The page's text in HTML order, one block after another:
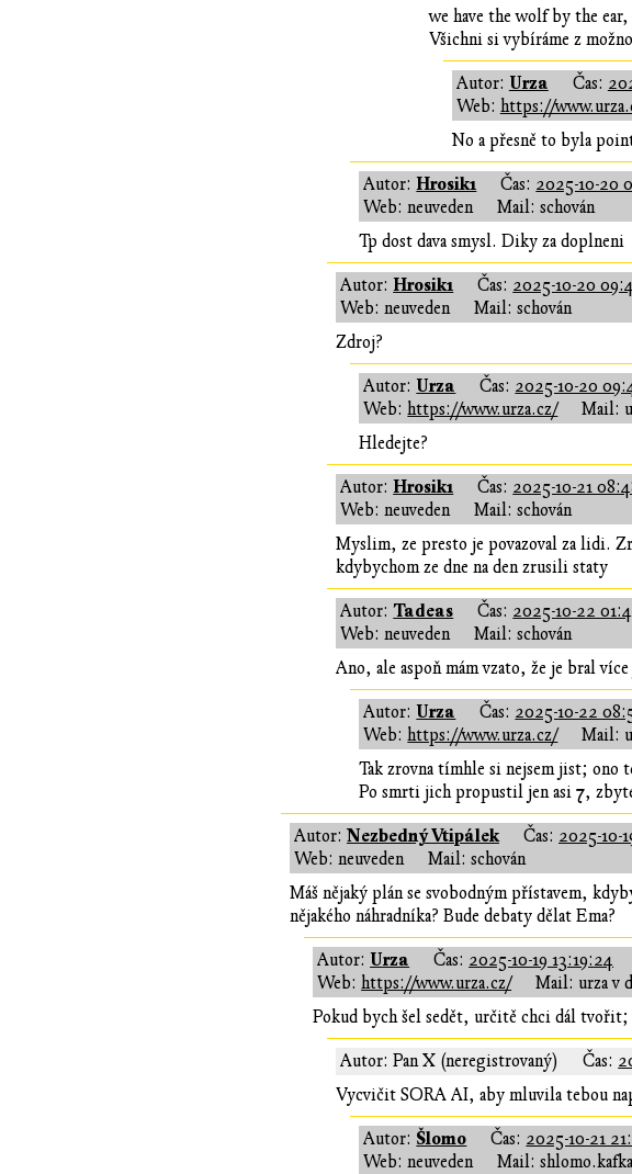
we have the wolf by the
Všichni si vybíráme z
Autor: Urza Čas:
Web: https://
No a přesně to byla
Autor:Hrosik1 Čas: 2025-10-20
Web: neuveden
Mail: schován
Tp dost dava smysl. Diky za doplneni
Autor:Hrosik1 Čas: 2025-10-20
Web: neuveden
Mail: schován
Zdroj?
Autor: Urza Čas: 2025-10-20
Web:https://www.urza.cz/
Mail:
Hledejte?
Autor:Hrosik1 Čas: 2025-10-21
Web: neuveden
Mail: schován
Myslim, ze presto je povazoval za lidi.
kdybychom ze dne na den zrusili staty
Autor:Tadeas Čas: 2025-10-22
Web: neuveden
Mail: schován
Ano, ale aspoň mám vzato, že je bral
Autor: Urza Čas: 2025-10-22
Web:https://www.urza.cz/
Mail:
Tak zrovna tímhle si nejsem jist; ono
Po smrti jich propustil jen asi 7,
Autor: Nezbedný Vtipálek Čas: 2025-10-
Web: neuveden
Mail: schován
Máš nějaký plán se svobodným přístavem,
nějakého náhradníka? Bude debaty dělat Ema?
Autor: Urza Čas: 2025-10-19 13:19:24
Web:https://www.urza.cz/
Mail: urza v
Pokud bych šel sedět, určitě chci dál
Autor: Pan X (neregistrovaný) Čas:
Vycvičit SORA AI, aby mluvila tebou
Autor: Šlomo Čas: 2025-10-21
Web: neuveden
Mail: